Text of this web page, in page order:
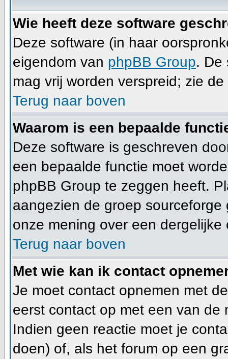
Wie heeft deze software
Deze software (in haar
eigendom van phpBB Group. De
mag vrij worden verspreid; zie
Terug naar boven
Waarom is een bepaalde
Deze software is geschreven
een bepaalde functie moet
phpBB Group te zeggen heeft.
aangezien de groep
onze mening over een
Terug naar boven
Met wie kan ik contact
Je moet contact opnemen met
eerst contact op met een van de
Indien geen reactie moet je
doen) of, als het forum op een